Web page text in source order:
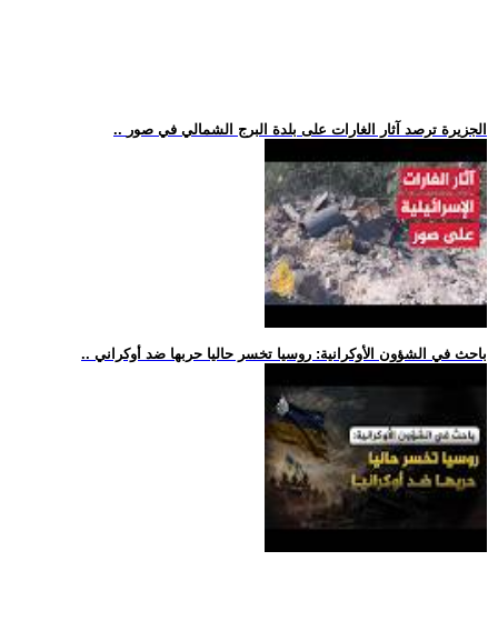
.. الجزيرة ترصد آثار الغارات على بلدة البرج الشمالي في صور
.. باحث في الشؤون الأوكرانية: روسيا تخسر حاليا حربها ضد أوكراني